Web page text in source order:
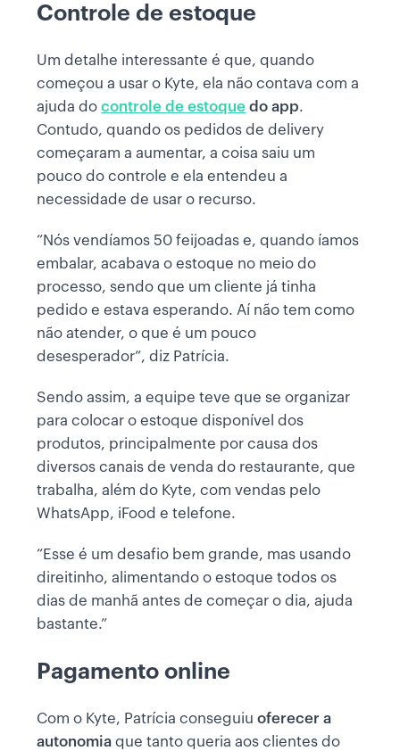
Controle de estoque
Um detalhe interessante é que, quando
começou a usar o Kyte, ela não contava com a
ajuda do controle de estoque do app.
Contudo, quando os pedidos de delivery
começaram a aumentar, a coisa saiu um
pouco do controle e ela entendeu a
necessidade de usar o recurso.
“Nós vendíamos 50 feijoadas e, quando íamos
embalar, acabava o estoque no meio do
processo, sendo que um cliente já tinha
pedido e estava esperando. Aí não tem como
não atender, o que é um pouco
desesperador”, diz Patrícia.
Sendo assim, a equipe teve que se organizar
para colocar o estoque disponível dos
produtos, principalmente por causa dos
diversos canais de venda do restaurante, que
trabalha, além do Kyte, com vendas pelo
WhatsApp, iFood e telefone.
“Esse é um desafio bem grande, mas usando
direitinho, alimentando o estoque todos os
dias de manhã antes de começar o dia, ajuda
bastante.”
Pagamento online
Com o Kyte, Patrícia conseguiu oferecer a
autonomia que tanto queria aos clientes do